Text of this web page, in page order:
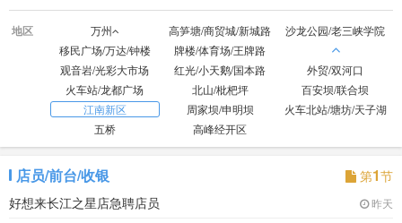
技工/普工
业务/销售/营销
文员/助理/设计/策划
财会/出纳/库管
经营/行政/人事/后勤
教师/教练/助教
医生/护士
网络/电商/代练
钟点工/兼职/寒暑假工
在校生/实习
无具体意向求职
地区 万州 高笋塘/商贸城/新城路
沙龙公园/老三峡学院
移民广场/万达/钟楼
牌楼/体育场/王牌路
观音岩/光彩大市场
红光/小天鹅/国本路
外贸/双河口
火车站/龙都广场
北山/枇杷坪
百安坝/联合坝
江南新区
周家坝/申明坝
火车北站/塘坊/天子湖
五桥
高峰经开区
店员/前台/收银 第1节
好想来长江之星店急聘店员
昨天